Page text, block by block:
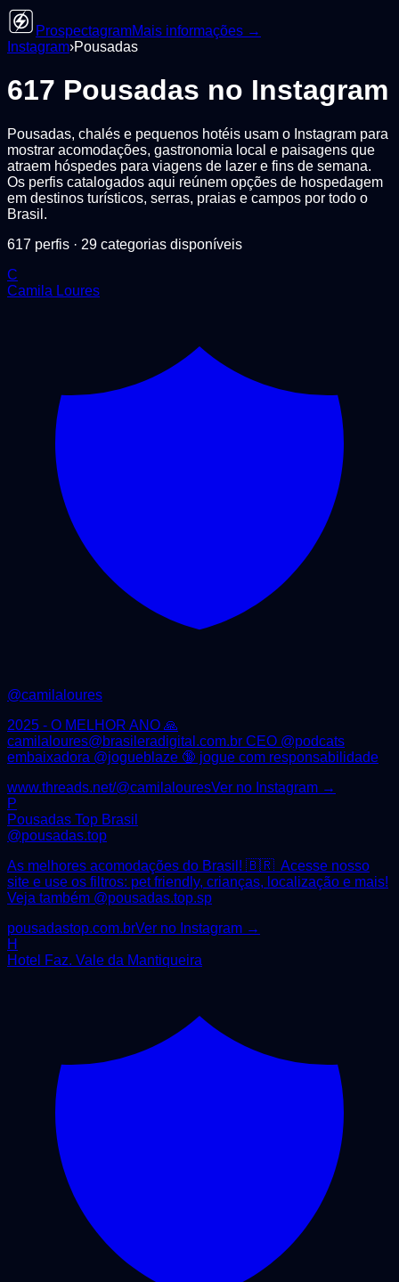
ProspectagramMais informações →
Instagram›Pousadas
617 Pousadas no Instagram
Pousadas, chalés e pequenos hotéis usam o Instagram para
mostrar acomodações, gastronomia local e paisagens que
atraem hóspedes para viagens de lazer e fins de semana.
Os perfis catalogados aqui reúnem opções de hospedagem
em destinos turísticos, serras, praias e campos por todo o
Brasil.
617 perfis · 29 categorias disponíveis
C
Camila Loures
@camilaloures
2025 - O MELHOR ANO 🙏
camilaloures@brasileradigital.com.br CEO @podcats
embaixadora @jogueblaze 🔞 jogue com responsabilidade
www.threads.net/@camilalouresVer no Instagram →
P
Pousadas Top Brasil
@pousadas.top
As melhores acomodações do Brasil! 🇧🇷 Acesse nosso
site e use os filtros: pet friendly, crianças, localização e mais!
Veja também @pousadas.top.sp
pousadastop.com.brVer no Instagram →
H
Hotel Faz. Vale da Mantiqueira